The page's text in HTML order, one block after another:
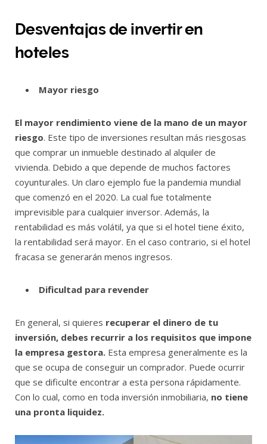
Desventajas de invertir en
hoteles
Mayor riesgo
El mayor rendimiento viene de la mano de un mayor
riesgo. Este tipo de inversiones resultan más riesgosas
que comprar un inmueble destinado al alquiler de
vivienda. Debido a que depende de muchos factores
coyunturales. Un claro ejemplo fue la pandemia mundial
que comenzó en el 2020. La cual fue totalmente
imprevisible para cualquier inversor. Además, la
rentabilidad es más volátil, ya que si el hotel tiene éxito,
la rentabilidad será mayor. En el caso contrario, si el hotel
fracasa se generarán menos ingresos.
Dificultad para revender
En general, si quieres recuperar el dinero de tu
inversión, debes recurrir a los requisitos que impone
la empresa gestora. Esta empresa generalmente es la
que se ocupa de conseguir un comprador. Puede ocurrir
que se dificulte encontrar a esta persona rápidamente.
Con lo cual, como en toda inversión inmobiliaria, no tiene
una pronta liquidez.